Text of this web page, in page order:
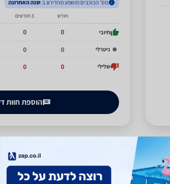
מס' הכוכבים מושפע מהדירוג ב-שנה האחרונה
חודש 3 חודשים
חיובי 0
0
ניטרלי 0
0
שלילי 0
0
הוספת חוות
דעת על החנות ספא סטור